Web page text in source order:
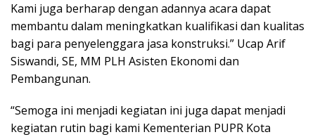
Kami juga berharap dengan adannya acara dapat
membantu dalam meningkatkan kualifikasi dan kualitas
bagi para penyelenggara jasa konstruksi.” Ucap Arif
Siswandi, SE, MM PLH Asisten Ekonomi dan
Pembangunan.
“Semoga ini menjadi kegiatan ini juga dapat menjadi
kegiatan rutin bagi kami Kementerian PUPR Kota